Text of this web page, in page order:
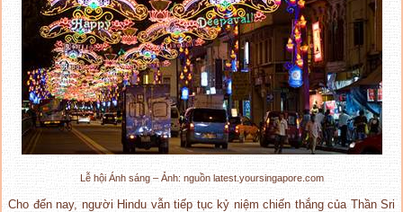
Lễ hội Ánh sáng – Ảnh: nguồn latest.yoursingapore.com
Cho đến nay, người Hindu vẫn tiếp tục kỷ niệm chiến thắng của Thần Sri